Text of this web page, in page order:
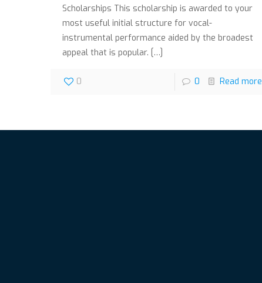
Scholarships This scholarship is awarded to your
most useful initial structure for vocal-
instrumental performance aided by the broadest
appeal that is popular. […]
0 0 Read more